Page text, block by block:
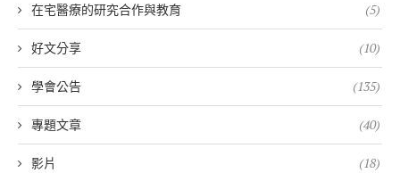
在宅醫療的研究合作與教育 (5)
好文分享 (10)
學會公告 (135)
專題文章 (40)
影片 (18)